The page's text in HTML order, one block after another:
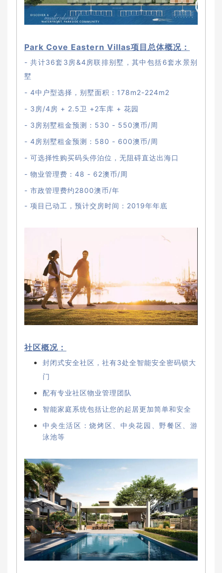
Park Cove Eastern Villas项目总体概况：
- 共计36套3房&4房联排别墅，其中包括6套水景别
墅
- 4中户型选择，别墅面积：178m2-224m2
- 3房/4房 + 2.5卫 +2车库 + 花园
- 3房别墅租金预测：530 - 550澳币/周
- 4房别墅租金预测：580 - 600澳币/周
- 可选择性购买码头停泊位，无阻碍直达出海口
- 物业管理费：48 - 62澳币/周
- 市政管理费约2800澳币/年
- 项目已动工，预计交房时间：2019年年底
社区概况：
封闭式安全社区，社有3处全智能安全密码锁大
门
配有专业社区物业管理团队
智能家庭系统包括让您的起居更加简单和安全
中央生活区：烧烤区、中央花园、野餐区、游
泳池等